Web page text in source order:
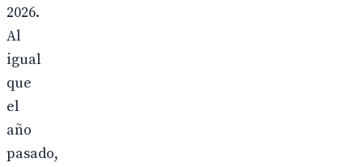
2026.
Al
igual
que
el
año
pasado,